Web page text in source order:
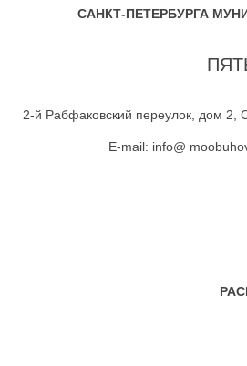
САНКТ-ПЕТЕРБУРГА
2-й Рабфаковский переулок, дом 2,
E-mail: info@